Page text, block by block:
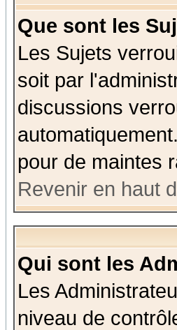
Que sont les
Les Sujets
soit par
discussions
pour de maintes
Revenir en haut
Qui sont les
Les
niveau de